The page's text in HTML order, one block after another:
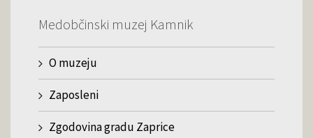
Medobčinski muzej Kamnik
O muzeju
Zaposleni
Zgodovina gradu Zaprice